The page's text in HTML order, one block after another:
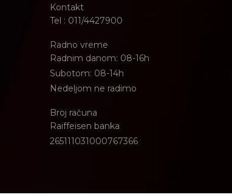
Kontakt
Tel : 011/4427900
Radno vreme
Radnim danom: 08-16h
Subotom: 08-14h
Nedeljom ne radimo
Broj računa
Raiffeisen banka
265111031000767366